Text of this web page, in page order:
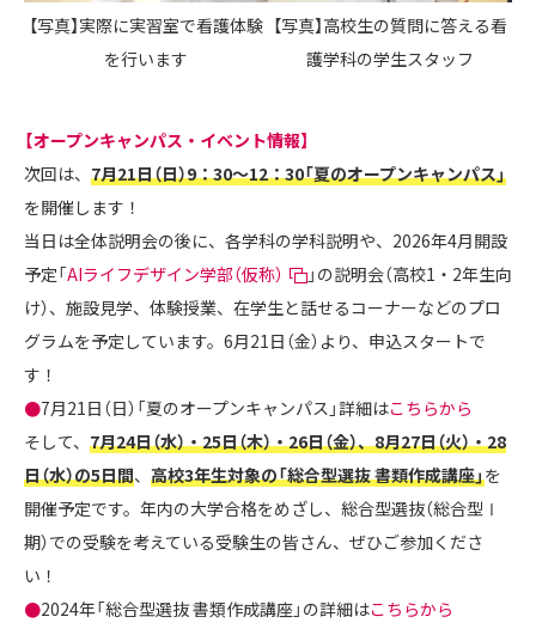
【写真】実際に実習室で看護体験
を行います
【写真】高校生の質問に答える看
護学科の学生スタッフ
【オープンキャンパス・イベント情報】
次回は、 7月21日（日）9：30～12：30「夏のオープンキャンパス」
を開催します！
当日は全体説明会の後に、各学科の学科説明や、2026年4月開設
予定「AIライフデザイン学部（仮称）
」の説明会（高校1・2年生向
け）、施設見学、体験授業、在学生と話せるコーナーなどのプロ
グラムを予定しています。6月21日（金）より、申込スタートで
す！
●7月21日（日）「夏のオープンキャンパス」詳細はこちらから
そして、 7月24日（水）・25日（木）・26日（金）、8月27日（火）・28
日（水）の5日間、 高校3年生対象の「総合型選抜 書類作成講座」を
開催予定です。年内の大学合格をめざし、総合型選抜（総合型Ⅰ
期）での受験を考えている受験生の皆さん、ぜひご参加くださ
い！
●2024年「総合型選抜 書類作成講座」の詳細はこちらから